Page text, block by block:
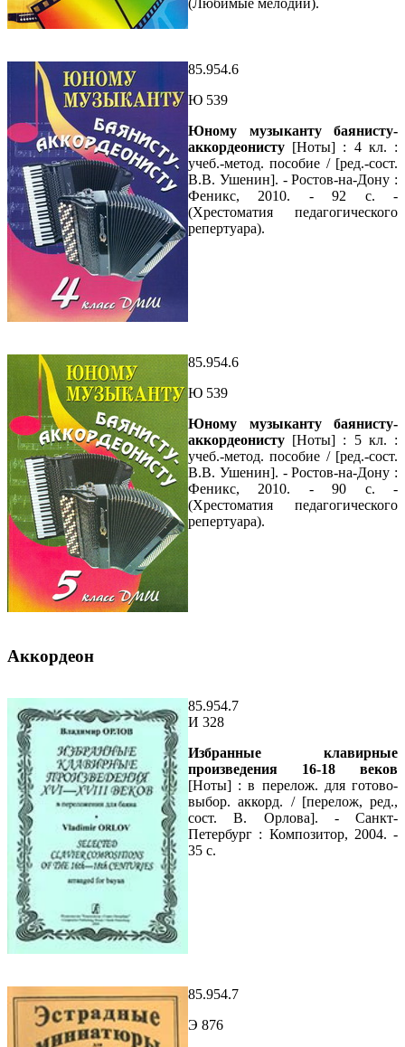
85.954.6
Ю 539
Юному музыканту баянисту-
аккордеонисту [Ноты] : 4 кл. :
учеб.-метод. пособие / [ред.-сост.
В.В. Ушенин]. - Ростов-на-Дону :
Феникс, 2010. - 92 с. -
(Хрестоматия педагогического
репертуара).
85.954.6
Ю 539
Юному музыканту баянисту-
аккордеонисту [Ноты] : 5 кл. :
учеб.-метод. пособие / [ред.-сост.
В.В. Ушенин]. - Ростов-на-Дону :
Феникс, 2010. - 90 с. -
(Хрестоматия педагогического
репертуара).
Аккордеон
85.954.7
И 328
Избранные клавирные
произведения 16-18 веков
[Ноты] : в перелож. для готово-
выбор. аккорд. / [перелож, ред.,
сост. В. Орлова]. - Санкт-
Петербург : Композитор, 2004. -
35 с.
85.954.7
Э 876